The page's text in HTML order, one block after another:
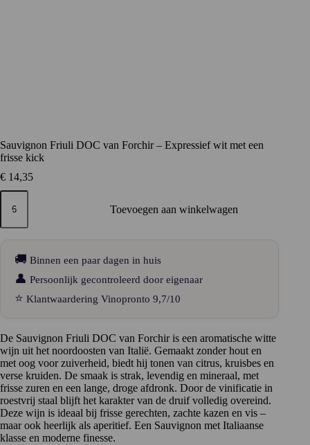
Sauvignon Friuli DOC van Forchir – Expressief wit met een
frisse kick
€ 14,35
Sauvignon
Friuli
van
Expressief
aantal
Toevoegen aan winkelwagen
🚚 Binnen een paar dagen in huis
👤 Persoonlijk gecontroleerd door eigenaar
⭐ Klantwaardering Vinopronto 9,7/10
De Sauvignon Friuli DOC van Forchir is een aromatische witte
wijn uit het noordoosten van Italië. Gemaakt zonder hout en
met oog voor zuiverheid, biedt hij tonen van citrus, kruisbes en
verse kruiden. De smaak is strak, levendig en mineraal, met
frisse zuren en een lange, droge afdronk. Door de vinificatie in
roestvrij staal blijft het karakter van de druif volledig overeind.
Deze wijn is ideaal bij frisse gerechten, zachte kazen en vis –
maar ook heerlijk als aperitief. Een Sauvignon met Italiaanse
klasse en moderne finesse.